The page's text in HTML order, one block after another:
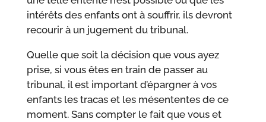
intérêts des enfants ont à souffrir, ils devront
recourir à un jugement du tribunal.
Quelle que soit la décision que vous ayez
prise, si vous êtes en train de passer au
tribunal, il est important d’épargner à vos
enfants les tracas et les mésententes de ce
moment. Sans compter le fait que vous et